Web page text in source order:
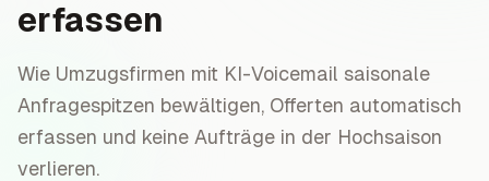
erfassen
Wie Umzugsfirmen mit KI-Voicemail saisonale
Anfragespitzen bewältigen, Offerten automatisch
erfassen und keine Aufträge in der Hochsaison
verlieren.